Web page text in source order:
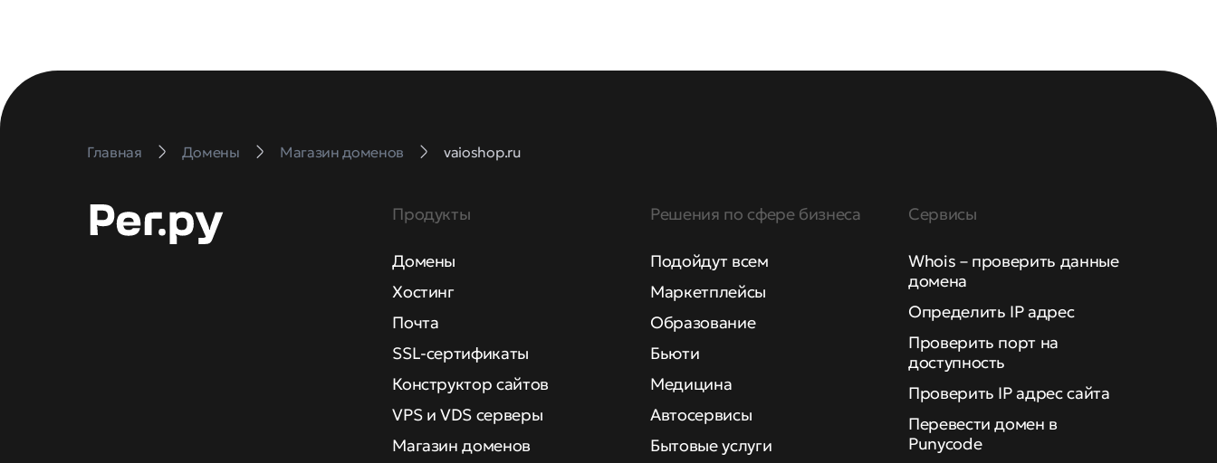
Главная Домены Магазин доменов vaioshop.ru
Продукты
Домены
Хостинг
Почта
SSL-сертификаты
Конструктор сайтов
VPS и VDS серверы
Магазин доменов
Решения по сфере бизнеса
Подойдут всем
Маркетплейсы
Образование
Бьюти
Медицина
Автосервисы
Бытовые услуги
Сервисы
Whois – проверить данные
домена
Определить IP адрес
Проверить порт на
доступность
Проверить IP адрес сайта
Перевести домен в
Punycode